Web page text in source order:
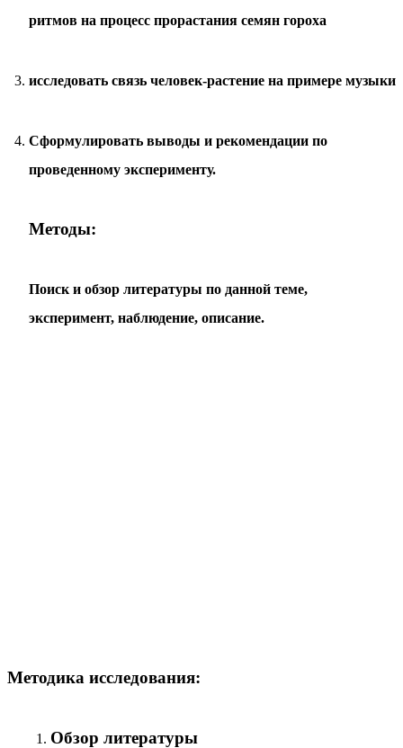
ритмов на процесс прорастания семян гороха
исследовать связь человек-растение на примере музыки
Сформулировать выводы и рекомендации по
проведенному эксперименту.
Методы:
Поиск и обзор литературы по данной теме,
эксперимент, наблюдение, описание.
Методика исследования:
Обзор литературы